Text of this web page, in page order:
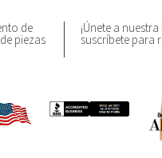
de
piezas
¡Únete a
suscríbete para